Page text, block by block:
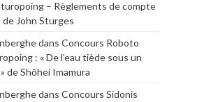
– Règlements de compte
de John Sturges
dans Concours Roboto
: « De l’eau tiède sous un
de Shōhei Imamura
dans Concours Sidonis